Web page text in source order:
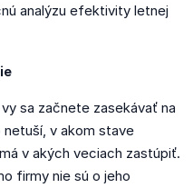
analýzu efektivity letnej
sa začnete zasekávať na
v akom stave
v akých veciach zastúpiť.
firmy nie sú o jeho